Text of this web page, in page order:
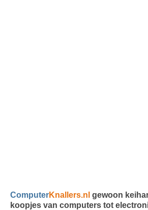
ComputerKnallers.nl gewoon
koopjes van computers tot